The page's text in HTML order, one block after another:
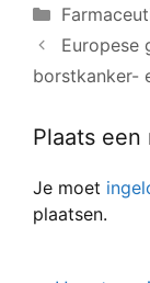
Europese
borstkanker-
Plaats een
Je moet
plaatsen.